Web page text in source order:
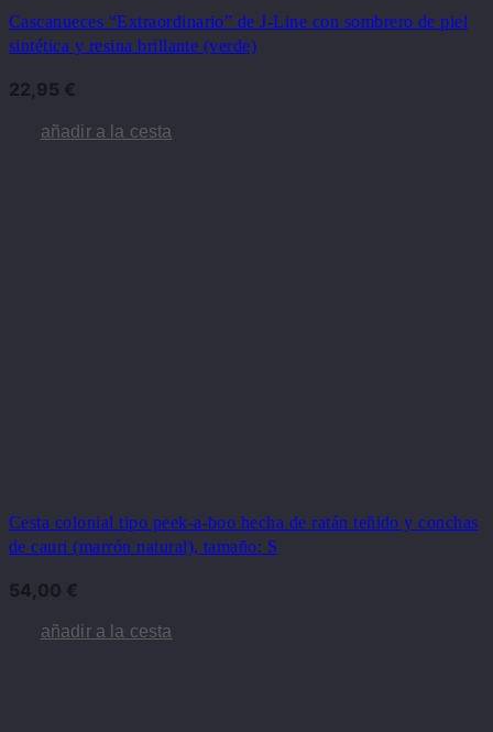
Cascanueces “Extraordinario” de J-Line con sombrero de piel
sintética y resina brillante (verde)
22,95 €
añadir a la cesta
Cesta colonial tipo peek-a-boo hecha de ratán teñido y conchas
de cauri (marrón natural), tamaño: S
54,00 €
añadir a la cesta